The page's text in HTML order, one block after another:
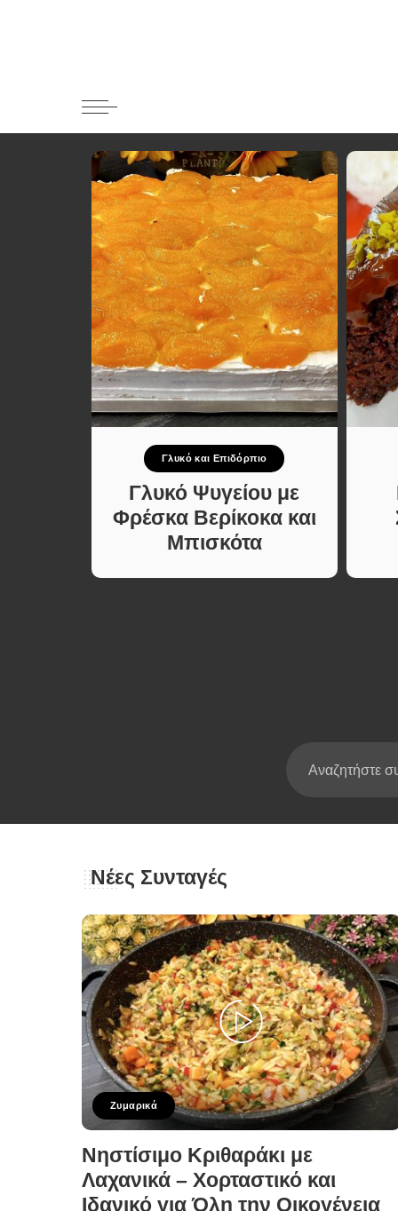
Γλυκό
Ποτά και
Ψάρι και
Σάλτσες
Κυρίως
Κρέας
Ζυμαρικά
Πίτες και
Σαλάτες
Σνακ
Γλυκό και Επιδόρπιο
Γλυκό Ψυγείου με
Φρέσκα Βερίκοκα και
Μπισκότα
Νέες Συνταγές
Ζυμαρικά
Νηστίσιμο Κριθαράκι με
Λαχανικά – Χορταστικό και
Ιδανικό για Όλη την Οικογένεια